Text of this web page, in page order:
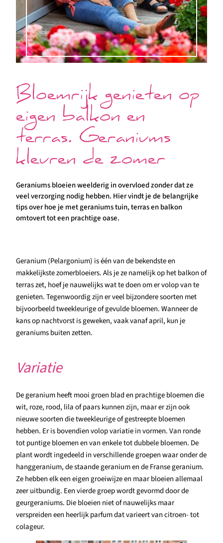
Bloemrijk genieten op
eigen balkon en
terras. Geraniums
kleuren de zomer
Geraniums bloeien weelderig in overvloed zonder dat ze
veel verzorging nodig hebben. Hier vindt je de belangrijke
tips over hoe je met geraniums tuin, terras en balkon
omtovert tot een prachtige oase.
Geranium (Pelargonium) is één van de bekendste en
makkelijkste zomerbloeiers. Als je ze namelijk op het balkon of
terras zet, hoef je nauwelijks wat te doen om er volop van te
genieten. Tegenwoordig zijn er veel bijzondere soorten met
bijvoorbeeld tweekleurige of gevulde bloemen. Wanneer de
kans op nachtvorst is geweken, vaak vanaf april, kun je
geraniums buiten zetten.
Variatie
De geranium heeft mooi groen blad en prachtige bloemen die
wit, roze, rood, lila of paars kunnen zijn, maar er zijn ook
nieuwe soorten die tweekleurige of gestreepte bloemen
hebben. Er is bovendien volop variatie in vormen. Van ronde
tot puntige bloemen en van enkele tot dubbele bloemen. De
plant wordt ingedeeld in verschillende groepen waar onder de
hanggeranium, de staande geranium en de Franse geranium.
Ze hebben elk een eigen groeiwijze en maar bloeien allemaal
zeer uitbundig. Een vierde groep wordt gevormd door de
geurgeraniums. Die bloeien niet of nauwelijks maar
verspreiden een heerlijk parfum dat varieert van citroen- tot
colageur.